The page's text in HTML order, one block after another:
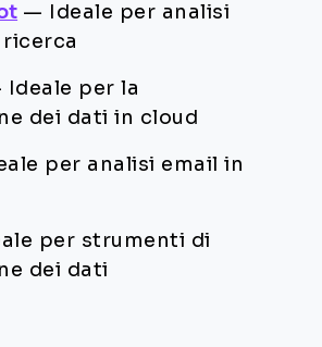
—
Ideale per analisi
Ideale per la
dei dati in cloud
per analisi email in
per strumenti di
dei dati